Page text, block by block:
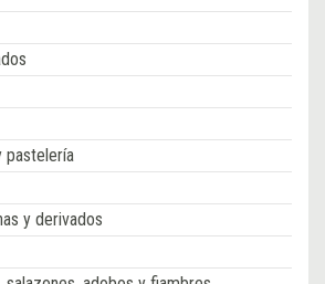
pastelería
y derivados